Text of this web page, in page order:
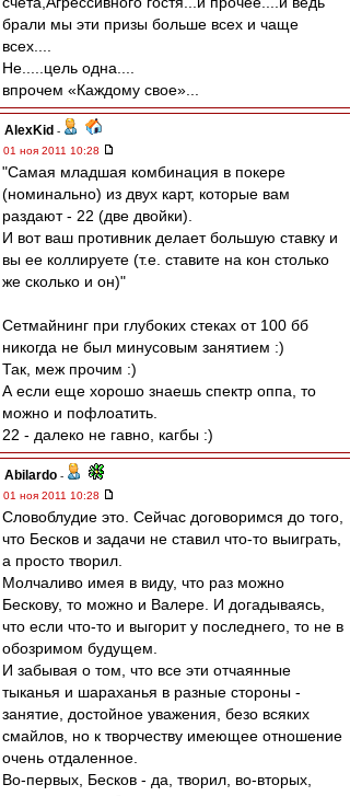
брали мы эти призы больше всех и чаще
всех....
Не.....цель одна....
впрочем «Каждому свое»...
AlexKid -
01 ноя 2011 10:28
"Самая младшая комбинация в покере
(номинально) из двух карт, которые вам
раздают - 22 (две двойки).
И вот ваш противник делает большую ставку и
вы ее коллируете (т.е. ставите на кон столько
же сколько и он)"
Сетмайнинг при глубоких стеках от 100 бб
никогда не был минусовым занятием :)
Так, меж прочим :)
А если еще хорошо знаешь спектр оппа, то
можно и пофлоатить.
22 - далеко не гавно, кагбы :)
Abilardo -
01 ноя 2011 10:28
Словоблудие это. Сейчас договоримся до того,
что Бесков и задачи не ставил что-то выиграть,
а просто творил.
Молчаливо имея в виду, что раз можно
Бескову, то можно и Валере. И догадываясь,
что если что-то и выгорит у последнего, то не в
обозримом будущем.
И забывая о том, что все эти отчаянные
тыканья и шараханья в разные стороны -
занятие, достойное уважения, безо всяких
смайлов, но к творчеству имеющее отношение
очень отдаленное.
Во-первых, Бесков - да, творил, во-вторых,